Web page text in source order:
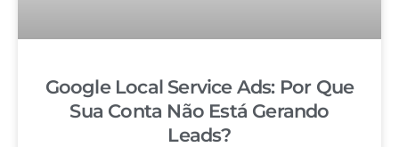
Google Local Service Ads: Por Que
Sua Conta Não Está Gerando
Leads?